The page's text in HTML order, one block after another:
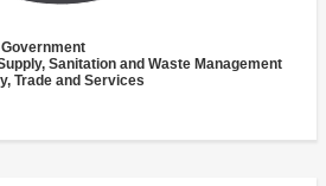
Government
Sanitation and Waste Management
Trade and Services